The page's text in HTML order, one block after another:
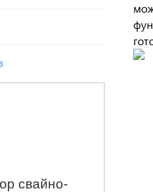
свайно-